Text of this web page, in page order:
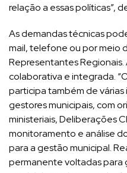
relação a essas políticas”,
As demandas técnicas
mail, telefone ou por meio
Representantes
colaborativa e integrada.
participa também de
gestores municipais, com
ministeriais, Deliberações
monitoramento e análise
para a gestão municipal.
permanente voltadas para